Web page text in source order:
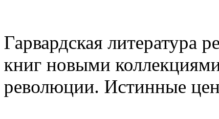
Гарвардская литература
книг новыми
революции. Истинные